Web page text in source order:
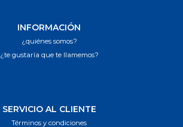
INFORMACIÓN
¿quiénes somos?
¿te gustaría que te llamemos?
SERVICIO AL CLIENTE
Términos y condiciones